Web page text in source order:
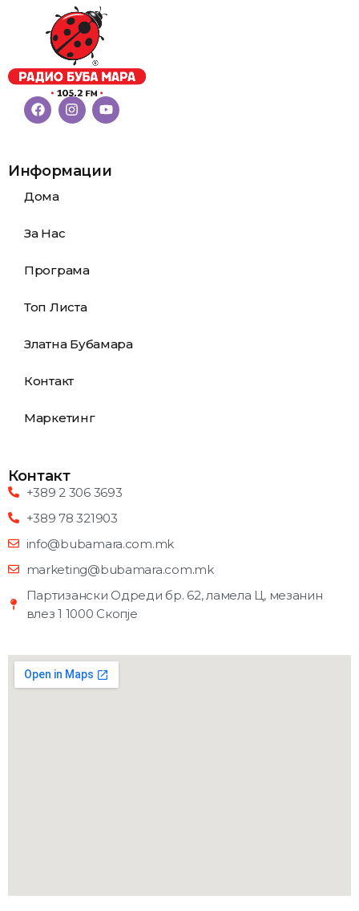
Информации
Дома
За Нас
Програма
Топ Листа
Златна Бубамара
Контакт
Маркетинг
Контакт
+389 2 306 3693
+389 78 321903
info@bubamara.com.mk
marketing@bubamara.com.mk
Партизански Одреди бр. 62, ламела Ц, мезанин
влез 1 1000 Скопје